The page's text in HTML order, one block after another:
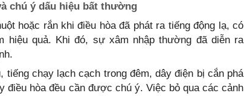
chú ý dấu hiệu bất thường
hoặc rắn khi điều hòa đã phát ra tiếng động lạ, có
hiệu quả. Khi đó, sự xâm nhập thường đã diễn ra
tiếng chạy lạch cạch trong đêm, dây điện bị cắn phá
điều hòa đều cần được chú ý. Việc bỏ qua các cảnh